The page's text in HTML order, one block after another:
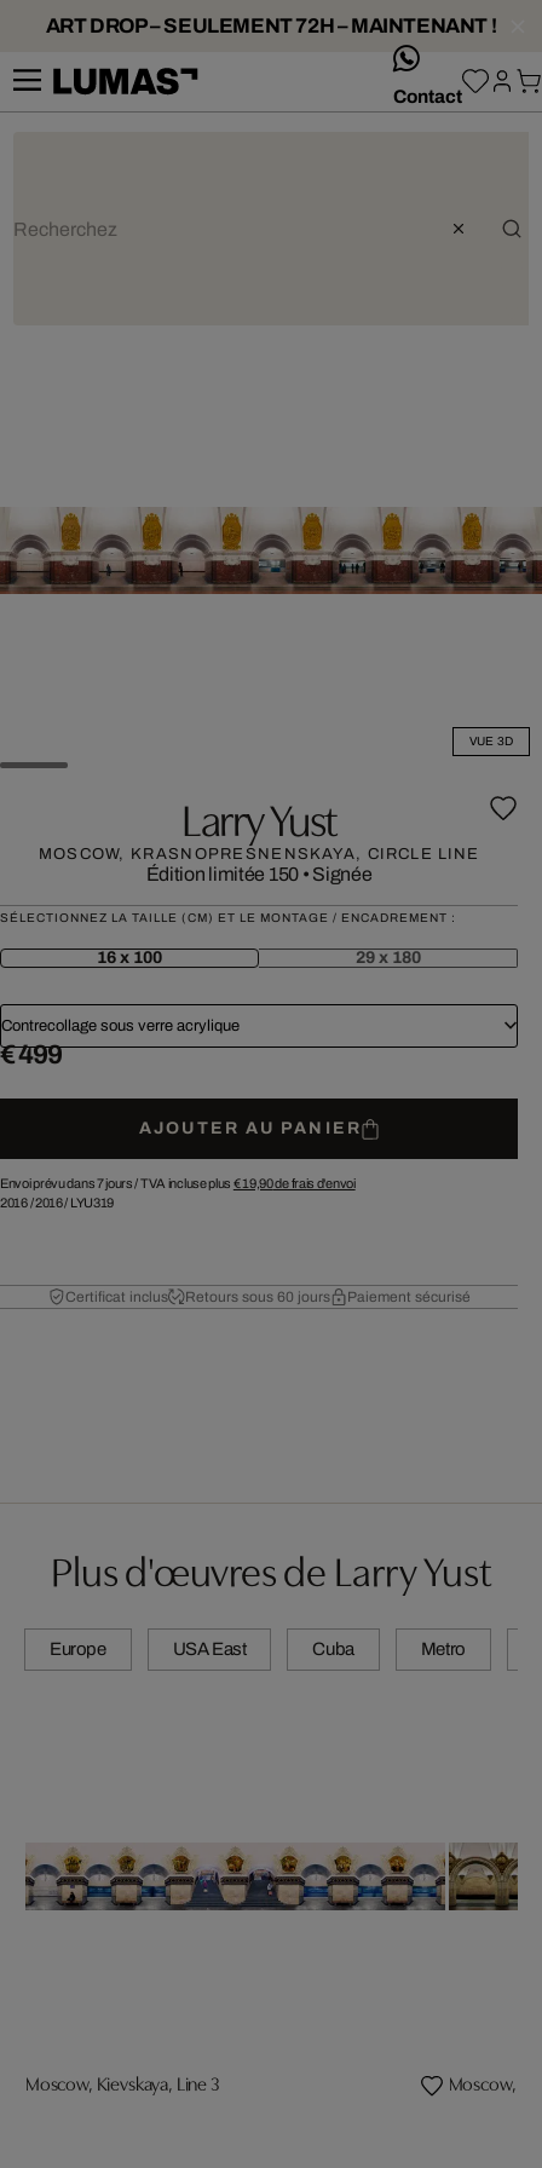
ART DROP – SEULEMENT 72H – MAINTENANT !
Contact
VUE 3D
Larry Yust
MOSCOW, KRASNOPRESNENSKAYA, CIRCLE LINE
Édition limitée 150 • Signée
SÉLECTIONNEZ LA TAILLE (CM) ET LE MONTAGE / ENCADREMENT :
16 x 100 29 x 180
Contrecollage sous verre acrylique
€ 499
AJOUTER AU PANIER
Envoi prévu dans 7 jours /TVA incluse plus € 19,90de frais d'envoi
2016/2016/ LYU319
Certificat inclus Retours sous 60 jours Paiement sécurisé
Plus d'œuvres de Larry Yust
Europe USA East Cuba Metro
Moscow, Kievskaya, Line 3 Moscow,